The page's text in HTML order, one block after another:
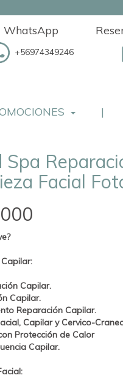
WhatsApp
+56974349246
|
Spa
Facial
Capilar.
Capilar.
Reparación Capilar.
Capilar y Cervico-
Protección de Calor
Capilar.